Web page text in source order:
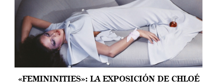
«FEMININITIES»: LA EXPOSICIÓN DE CHLOÉ